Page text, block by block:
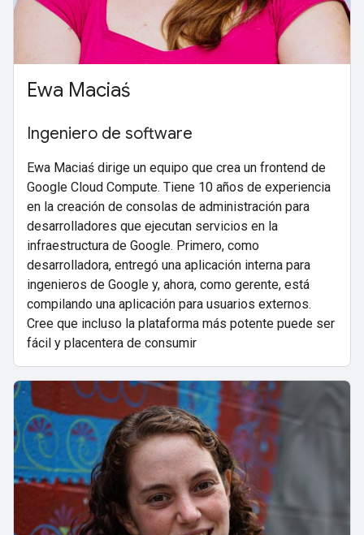
Ewa Maciaś
Ingeniero de software
Ewa Maciaś dirige un equipo que crea un frontend de
Google Cloud Compute. Tiene 10 años de experiencia
en la creación de consolas de administración para
desarrolladores que ejecutan servicios en la
infraestructura de Google. Primero, como
desarrolladora, entregó una aplicación interna para
ingenieros de Google y, ahora, como gerente, está
compilando una aplicación para usuarios externos.
Cree que incluso la plataforma más potente puede ser
fácil y placentera de consumir